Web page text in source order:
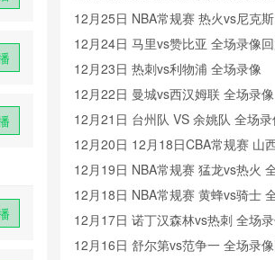
像
12月25日 NBA常规赛 热火vs尼克
12月24日 马里vs赞比亚 全场录像
12月23日 热刺vs利物浦 全场录像
12月22日 曼城vs西汉姆联 全场录像
12月21日 台州队 VS 余姚队 全场录
12月20日 12月18日CBA常规赛 山
像
12月19日 NBA常规赛 猛龙vs热火
12月18日 NBA常规赛 黄蜂vs骑士
12月17日 诺丁汉森林vs热刺 全场
12月16日 舒尔第vs范争一 全场录